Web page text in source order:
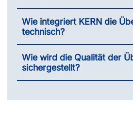
Wie integriert KERN die
technisch?
Wie wird die Qualität der
sichergestellt?